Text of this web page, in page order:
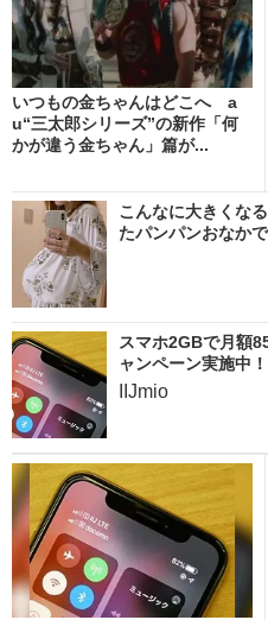
いつもの金ちゃんはどこへ a
u“三太郎シリーズ”の新作「何
かが違う金ちゃん」篇が...
こんなに大きくな
たパンパンおなか
スマホ2GBで月額
ャンペーン実施中！
IIJmio